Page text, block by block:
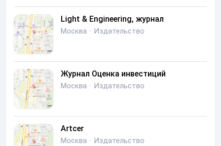
Light & Engineering, журнал
Москва · Издательство
Журнал Оценка инвестиций
Москва · Издательство
Artcer
Москва · Издательство